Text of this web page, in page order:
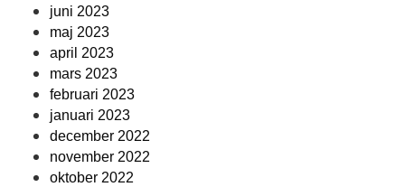
juni 2023
maj 2023
april 2023
mars 2023
februari 2023
januari 2023
december 2022
november 2022
oktober 2022